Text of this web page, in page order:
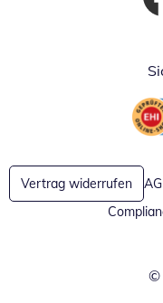
Vertrag widerrufen
©